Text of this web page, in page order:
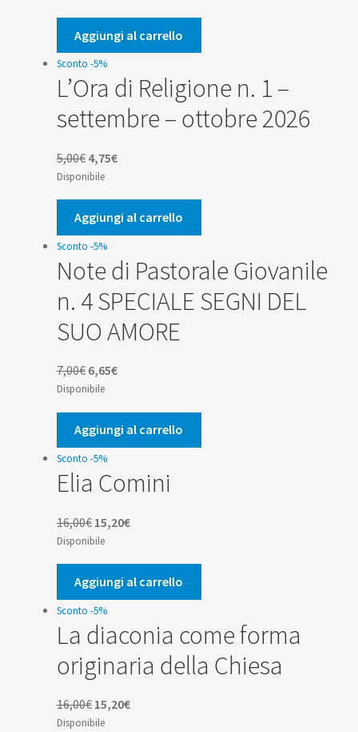
originale
era:
3,50€.
attuale
è:
3,33€.
Aggiungi al carrello
Sconto -5%
L’Ora di Religione n. 1 –
settembre – ottobre 2026
5,00€ Il
prezzo
originale
era:
5,00€.
4,75€Il
attuale
è:
4,75€.
Disponibile
Aggiungi al carrello
Sconto -5%
Note di Pastorale Giovanile
n. 4 SPECIALE SEGNI DEL
SUO AMORE
7,00€ Il
prezzo
originale
era:
7,00€.
6,65€Il
attuale
è:
6,65€.
Disponibile
Aggiungi al carrello
Sconto -5%
Elia Comini
16,00€ Il
prezzo
originale
era:
16,00€.
15,20€Il
attuale
è:
15,20€.
Disponibile
Aggiungi al carrello
Sconto -5%
La diaconia come forma
originaria della Chiesa
16,00€ Il
prezzo
15,20€Il
Disponibile